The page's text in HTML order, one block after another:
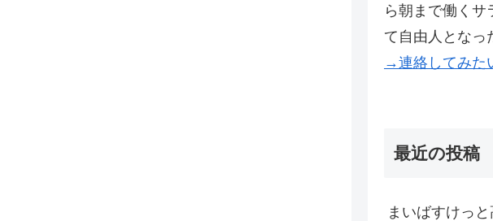
ら朝まで働くサ
て自由人となっ
→連絡してみた
最近の投稿
まいばすけっ